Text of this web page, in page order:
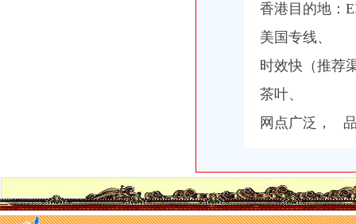
重庆恒信天地房地产代理有限公司发展战略研究-收费硕士博士论文-论
重庆市衣服快递到爱尔兰价格门到门国际包税出口服务（图）-供应信
关于公布国际货物运输代理企业名单的通知-法规库-110网
香港进口花王眼罩清关到重庆】国际进口物流,价格,厂家,供应
重庆进口美国咖啡清关运输到成都需要多长时间【-成都进出口代理】
香港目的地：
美国专线、
时效快（推荐
茶叶、
网点广泛，